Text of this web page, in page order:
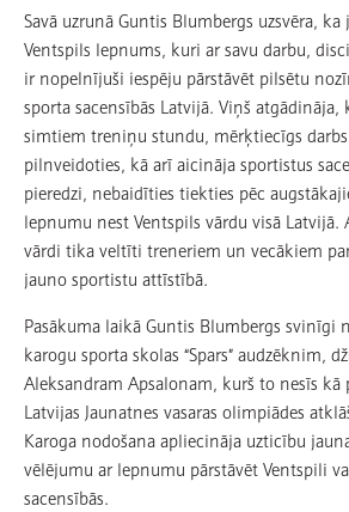
Savā uzrunā Guntis Blumbergs uzsvēra,
Ventspils lepnums, kuri ar savu darbu,
ir nopelnījuši iespēju pārstāvēt pilsētu
sporta sacensībās Latvijā. Viņš atgādināja,
simtiem treniņu stundu, mērķtiecīgs
pilnveidoties, kā arī aicināja sportistus
pieredzi, nebaidīties tiekties pēc
lepnumu nest Ventspils vārdu visā Latvijā.
vārdi tika veltīti treneriem un vecākiem
jauno sportistu attīstībā.
Pasākuma laikā Guntis Blumbergs svinīgi
karogu sporta skolas “Spars” audzēknim,
Aleksandram Apsalonam, kurš to nesīs kā
Latvijas Jaunatnes vasaras olimpiādes
Karoga nodošana apliecināja uzticību
vēlējumu ar lepnumu pārstāvēt Ventspili
sacensībās.